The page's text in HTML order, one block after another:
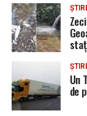
Bărbat de
ce și-ar fi
Un
de